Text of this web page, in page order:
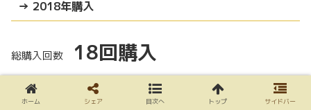
→ 2018年購入
総購入回数 18回購入
年購入個数 18パック
ホーム シェア 目次へ トップ サイドバー